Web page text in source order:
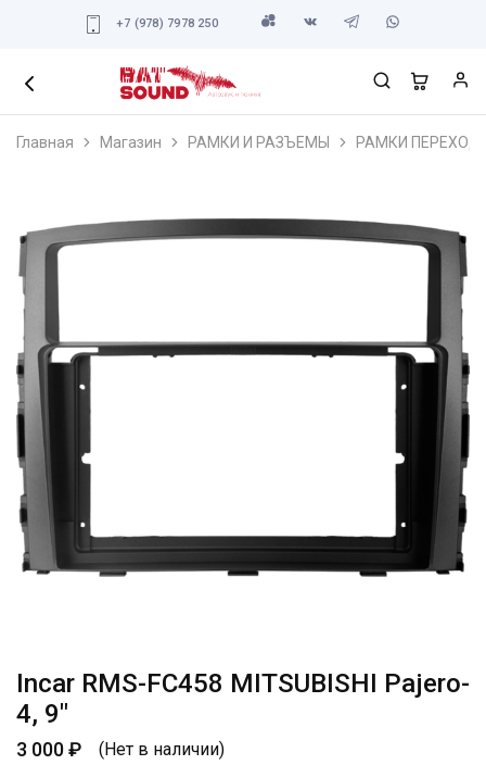
+7 (978) 7978 250
Главная Магазин РАМКИ И РАЗЪЕМЫ РАМКИ
Incar RMS-FC458 MITSUBISHI Pajero-
4, 9″
3 000₽ (Нет в наличии)